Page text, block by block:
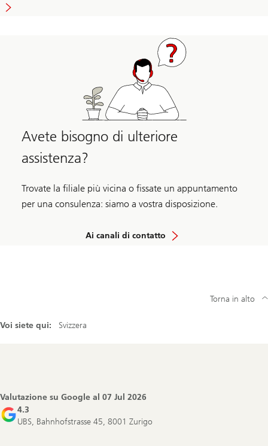
Avete bisogno di ulteriore
assistenza?
Trovate la filiale più vicina o fissate un appuntamento
per una consulenza: siamo a vostra disposizione.
Ai canali di contatto
Voi siete qui: Svizzera
Torna in alto
Valutazione su Google al 07 Jul 2026
4.3
UBS, Bahnhofstrasse 45, 8001 Zurigo